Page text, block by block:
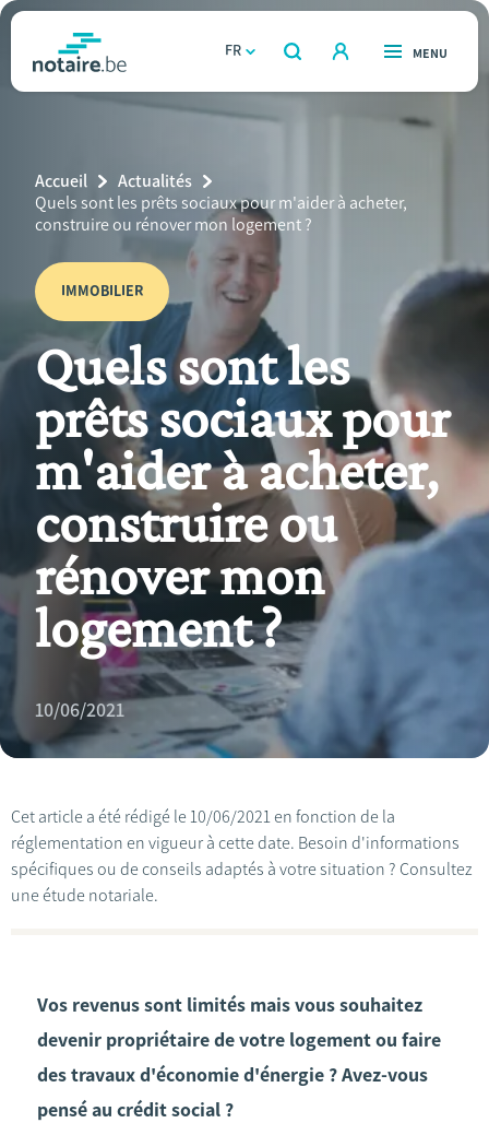
Aller
contenu
notaire.behomepage
FR
OUVERT
RECHERCHER
OUVERT
MENU
Relations et vivre ensemble
Héritage et donations
Entreprendre
Le notaire
Calculateurs
Breadcrumb
Accueil
Actualités
Current
Page:
Quels sont les prêts sociaux pour m'aider à acheter,
construire ou rénover mon logement ?
IMMOBILIER
Quels sont les
prêts sociaux pour
m'aider à acheter,
construire ou
rénover mon
logement ?
10/06/2021
Cet article a été rédigé le 10/06/2021 en fonction de la
réglementation en vigueur à cette date. Besoin d'informations
spécifiques ou de conseils adaptés à votre situation ? Consultez
une étude notariale.
Vos revenus sont limités mais vous souhaitez
devenir propriétaire de votre logement ou faire
des travaux d'économie d'énergie ? Avez-vous
pensé au crédit social ?